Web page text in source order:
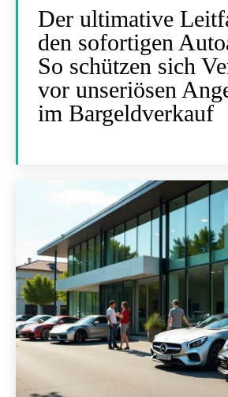
Der ultimative
den sofortigen
So schützen sich
vor unseriösen
im Bargeldverkauf